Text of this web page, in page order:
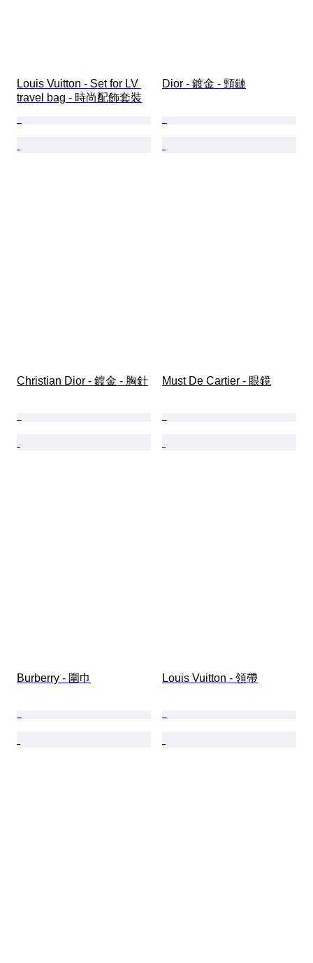
Louis Vuitton - Set for LV
travel bag - 時尚配飾套裝
Dior - 鍍金 - 頸鏈
Christian Dior - 鍍金 - 胸針 Must De Cartier - 眼鏡
Burberry - 圍巾 Louis Vuitton - 領帶